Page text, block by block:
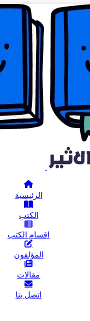
الرئيسية
الكتب
اقسام الكتب
المؤلفون
مقالات
اتصل بنا